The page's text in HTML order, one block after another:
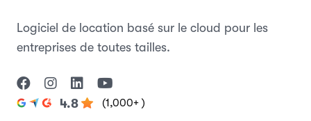
Logiciel de location basé sur le cloud pour les
entreprises de toutes tailles.
4.8 (1,000+ )